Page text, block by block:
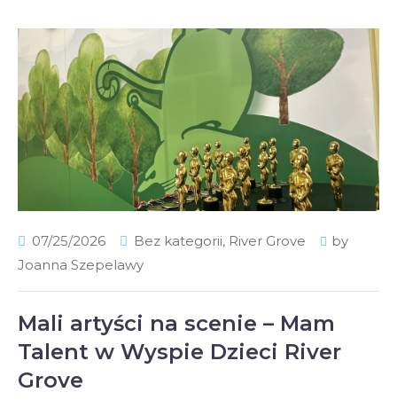
07/25/2026 Bez kategorii, River Grove
by
Joanna Szepelawy
Mali artyści na scenie – Mam
Talent w Wyspie Dzieci River
Grove